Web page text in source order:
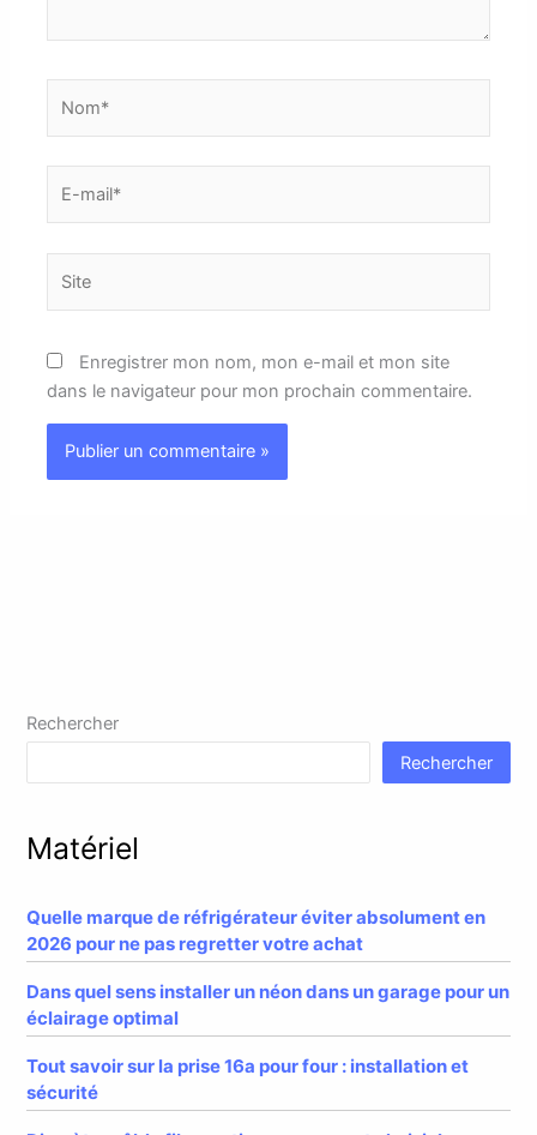
mail*
Enregistrer mon nom, mon e-mail et mon site
dans le navigateur pour mon prochain commentaire.
Rechercher
Rechercher
Matériel
Quelle marque de réfrigérateur éviter absolument en
2026 pour ne pas regretter votre achat
Dans quel sens installer un néon dans un garage pour un
éclairage optimal
Tout savoir sur la prise 16a pour four : installation et
sécurité